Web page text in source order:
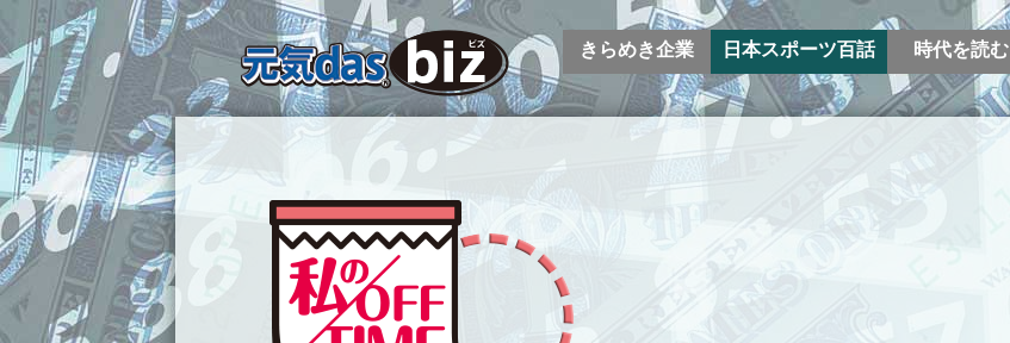
きらめき企業 日本スポーツ百話 時代を読む